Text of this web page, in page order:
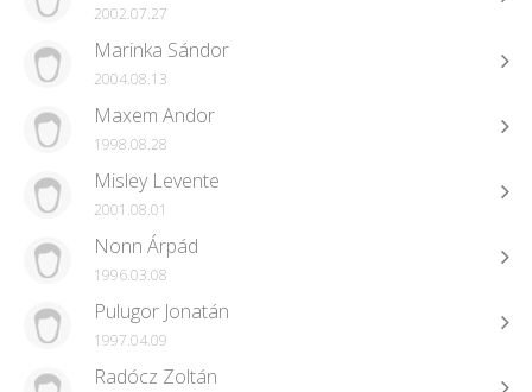
2002.07.27
Marinka Sándor
2004.08.13
Maxem Andor
1998.08.28
Misley Levente
2001.08.01
Nonn Árpád
1996.03.08
Pulugor Jonatán
1997.04.09
Radócz Zoltán